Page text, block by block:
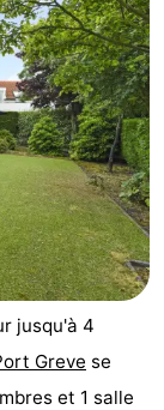
jusqu'à 4
Greve se
et 1 salle